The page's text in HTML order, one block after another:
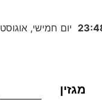
יום חמישי, אוגוסט 6, 2026
מגזין